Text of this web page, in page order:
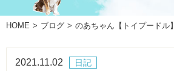
HOME ブログ のあちゃん【トイプードル】
日記
2021.11.02